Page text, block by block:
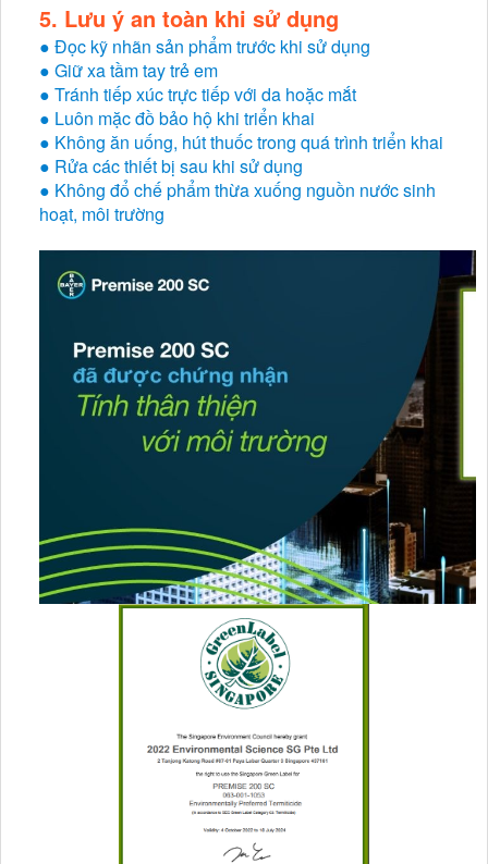
5. Lưu ý an toàn khi sử dụng
● Đọc kỹ nhãn sản phẩm trước khi sử dụng
● Giữ xa tầm tay trẻ em
● Tránh tiếp xúc trực tiếp với da hoặc mắt
● Luôn mặc đồ bảo hộ khi triển khai
● Không ăn uống, hút thuốc trong quá trình triển khai
● Rửa các thiết bị sau khi sử dụng
● Không đổ chế phẩm thừa xuống nguồn nước sinh
hoạt, môi trường